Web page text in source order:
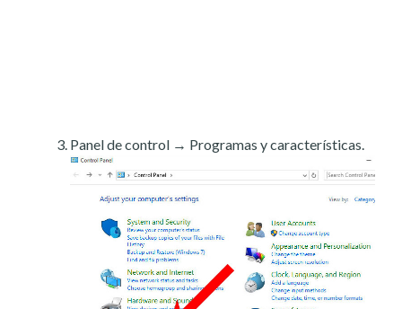
Panel de control → Programas y características.